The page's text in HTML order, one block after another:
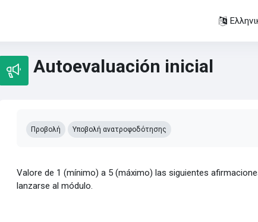
Autoevaluación inicial
Προβολή Υποβολή ανατροφοδότησης
Valore de 1 (mínimo) a 5 (máximo) las siguientes
lanzarse al módulo.